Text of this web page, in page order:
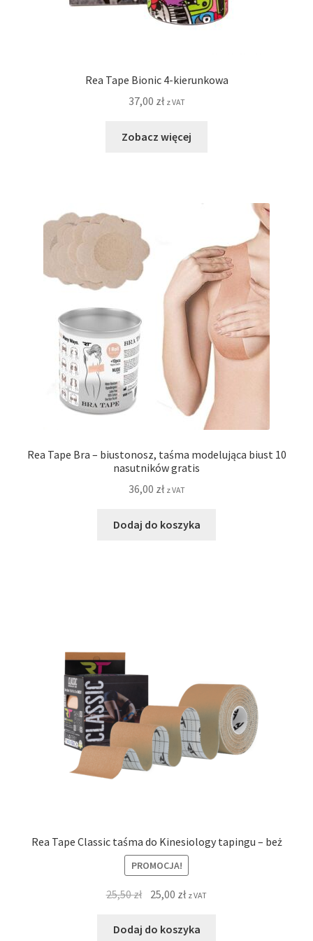
Rea Tape Bionic 4-kierunkowa
37,00 zł z VAT
Zobacz więcej
Rea Tape Bra – biustonosz, taśma modelująca biust 10
nasutników gratis
36,00 zł z VAT
Dodaj do koszyka
Rea Tape Classic taśma do Kinesiology tapingu – beż
PROMOCJA!
25,50zł 25,00 zł z VAT
Dodaj do koszyka